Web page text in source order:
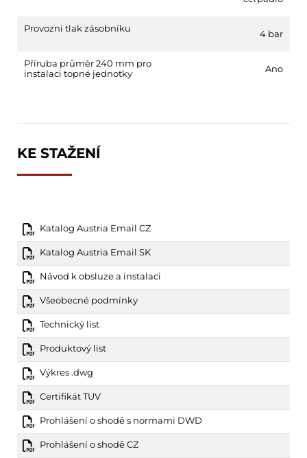
Provozní tlak zásobníku 4 bar
Příruba průměr 240 mm pro
instalaci topné jednotky
Ano
KE STAŽENÍ
Katalog Austria Email CZ
Katalog Austria Email SK
Návod k obsluze a instalaci
Všeobecné podmínky
Technický list
Produktový list
Výkres .dwg
Certifikát TUV
Prohlášení o shodě s normami DWD
Prohlášení o shodě CZ